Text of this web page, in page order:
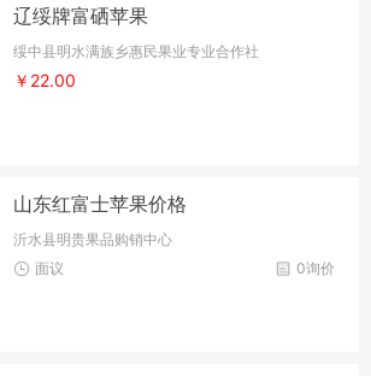
辽绥牌富硒苹果
绥中县明水满族乡惠民果业专业合作社
￥22.00
山东红富士苹果价格
沂水县明贵果品购销中心
0询价
面议